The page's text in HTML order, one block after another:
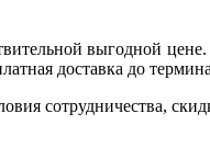
выгодной
доставка до
сотрудничества,